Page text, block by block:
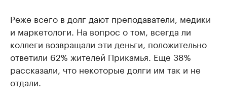
Реже всего в долг дают преподаватели, медики
и маркетологи. На вопрос о том, всегда ли
коллеги возвращали эти деньги, положительно
ответили 62% жителей Прикамья. Еще 38%
рассказали, что некоторые долги им так и не
отдали.